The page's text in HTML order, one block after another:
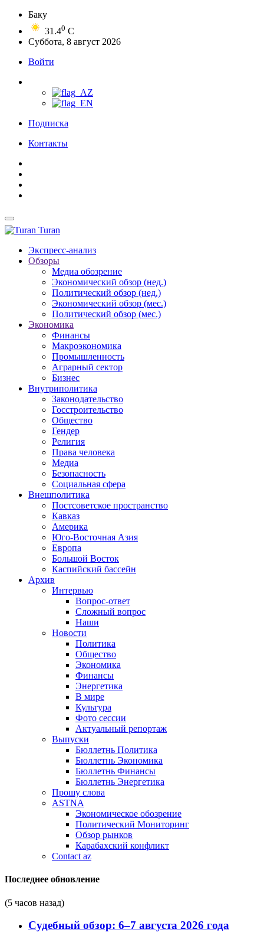
Баку
31.40 C
Суббота, 8 август 2026
Войти
Подписка
Контакты
Turan
Экспресс-анализ
Обзоры
Медиа обозрение
Экономический обзор (нед.)
Политический обзор (нед.)
Экономический обзор (мес.)
Политический обзор (мес.)
Экономика
Финансы
Макроэкономика
Промышленность
Аграрный сектор
Бизнес
Внутриполитика
Законодательство
Госстроительство
Общество
Гендер
Религия
Права человека
Медиа
Безопасность
Социальная сфера
Внешполитика
Постсоветское пространство
Кавказ
Америка
Юго-Восточная Азия
Европа
Большой Восток
Каспийский бассейн
Архив
Интервью
Вопрос-ответ
Сложный вопрос
Наши
Новости
Политика
Общество
Экономика
Финансы
Энергетика
В мире
Культура
Фото сессии
Актуальный репортаж
Выпуски
Бюллетнь Политика
Бюллетнь Экономика
Бюллетнь Финансы
Бюллетнь Энергетика
Прошу слова
ASTNA
Экономическое обозрение
Политический Мониторинг
Обзор рынков
Карабахский конфликт
Contact az
Последнее обновление
(5 часов назад)
Судебный обзор: 6–7 августа 2026 года